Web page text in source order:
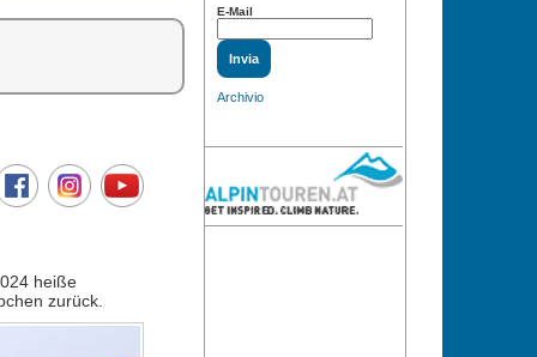
heiße
zurück.
E-Mail
Archivio